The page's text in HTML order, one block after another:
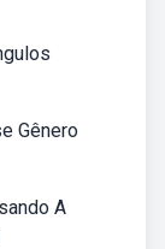
Gênero
A